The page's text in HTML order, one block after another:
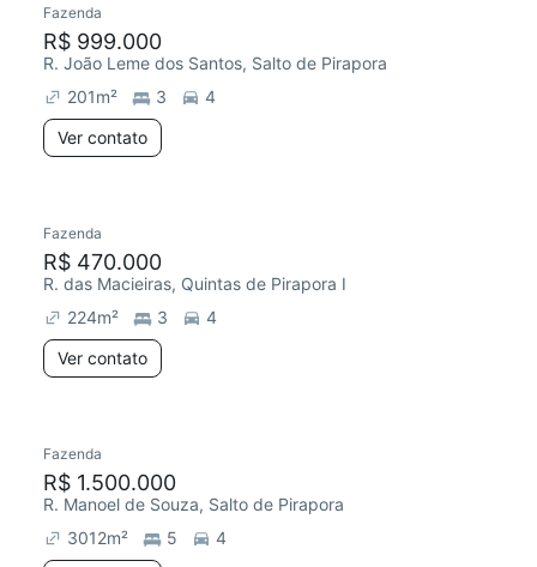
Fazenda
R$ 999.000
R. João Leme dos Santos, Salto de Pirapora
201m² 3
4
Ver contato
Fazenda
R$ 470.000
R. das Macieiras, Quintas de Pirapora I
224m² 3
4
Ver contato
Fazenda
R$ 1.500.000
R. Manoel de Souza, Salto de Pirapora
3012m² 5
4